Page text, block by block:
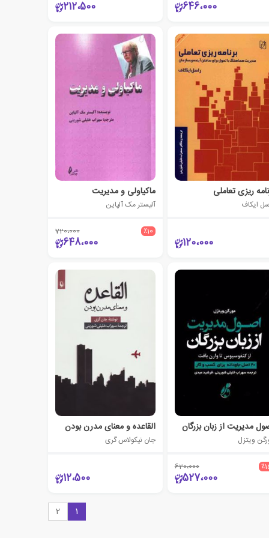
646،000 212،500
ریزی تعاملی
ایکاف
120،000
ماکیاولی و مدیریت
آلیستر مک آلپاین
٪10 720،000
648،000
مدیریت از زبان بزرگان
ویتزل
620،000
527،000
القاعده و معنای مدرن بودن
جان نیکولاس گری
12،500
1
2